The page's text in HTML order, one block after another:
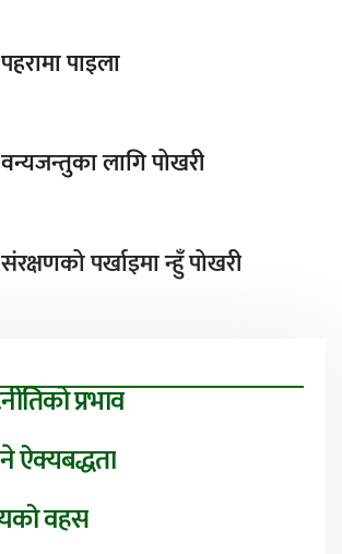
पहरामा पाइला
वन्यजन्तुका लागि पोखरी
संरक्षणको पर्खाइमा न्हुँ पोखरी
प्रभाव
ऐक्यबद्धता
वहस